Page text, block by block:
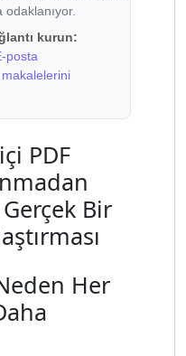
kurun:
posta
PDF
Bir
Her